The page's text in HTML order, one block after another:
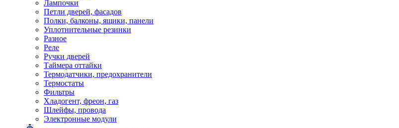
Лампочки
Петли дверей, фасадов
Полки, балконы, ящики, панели
Уплотнительные резинки
Разное
Реле
Ручки дверей
Таймера оттайки
Термодатчики, предохранители
Термостаты
Фильтры
Хладогент, фреон, газ
Шлейфы, провода
Электронные модули